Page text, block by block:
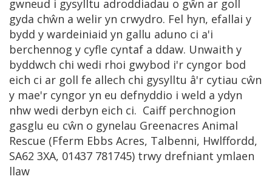
gwneud i gysylltu adroddiadau o gŵn ar goll
gyda chŵn a welir yn crwydro. Fel hyn, efallai y
bydd y wardeiniaid yn gallu aduno ci a'i
berchennog y cyfle cyntaf a ddaw. Unwaith y
byddwch chi wedi rhoi gwybod i'r cyngor bod
eich ci ar goll fe allech chi gysylltu â'r cytiau cŵn
y mae'r cyngor yn eu defnyddio i weld a ydyn
nhw wedi derbyn eich ci. Caiff perchnogion
gasglu eu cŵn o gynelau Greenacres Animal
Rescue (Fferm Ebbs Acres, Talbenni, Hwlffordd,
SA62 3XA, 01437 781745) trwy drefniant ymlaen
llaw